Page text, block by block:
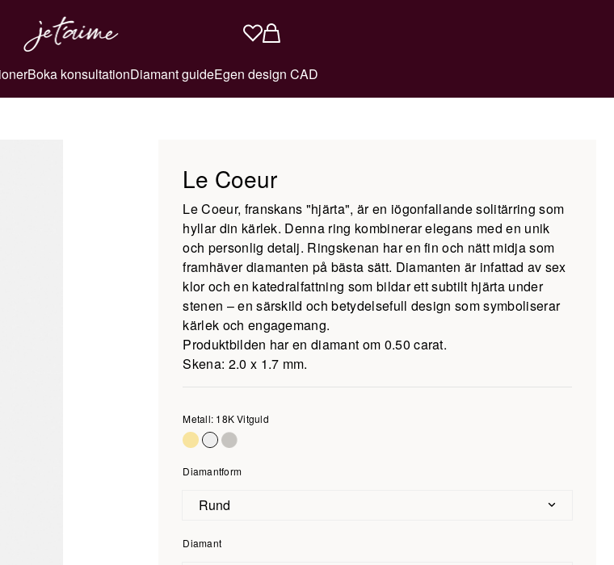
Boka konsultationDiamant guideEgen design CAD
Le Coeur
Le Coeur, franskans "hjärta", är en iögonfallande solitärring som
hyllar din kärlek. Denna ring kombinerar elegans med en unik
och personlig detalj. Ringskenan har en fin och nätt midja som
framhäver diamanten på bästa sätt. Diamanten är infattad av sex
klor och en katedralfattning som bildar ett subtilt hjärta under
stenen – en särskild och betydelsefull design som symboliserar
kärlek och engagemang.
Produktbilden har en diamant om 0.50 carat.
Skena: 2.0 x 1.7 mm.
Metall: 18K Vitguld
Diamantform
Rund
Diamant